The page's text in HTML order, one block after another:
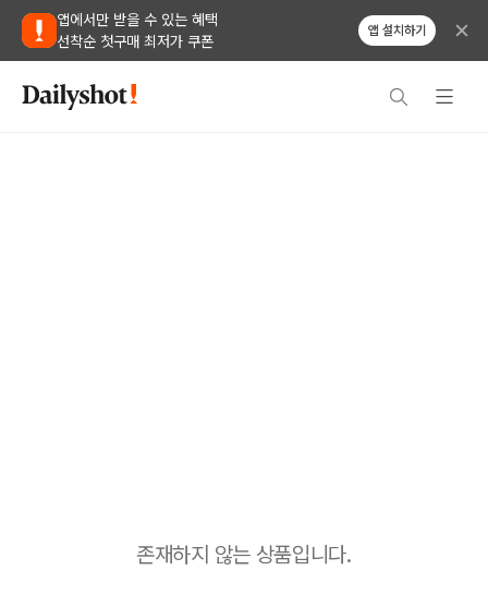
앱에서만 받을 수 있는 혜택
선착순 첫구매 최저가 쿠폰
앱 설치하기
존재하지 않는 상품입니다.